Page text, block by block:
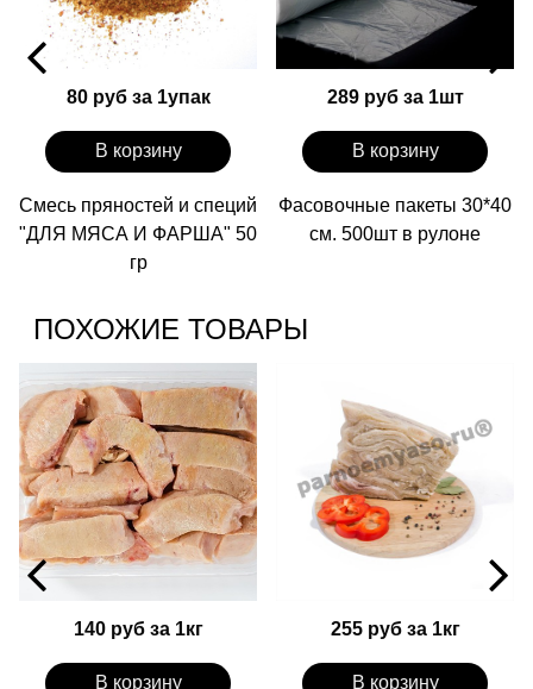
80 руб за 1упак
В корзину
Смесь пряностей и специй
"ДЛЯ МЯСА И ФАРША" 50
гр
289 руб за 1шт
В корзину
Фасовочные пакеты 30*40
см. 500шт в рулоне
ПОХОЖИЕ ТОВАРЫ
140 руб за 1кг
В корзину
255 руб за 1кг
В корзину